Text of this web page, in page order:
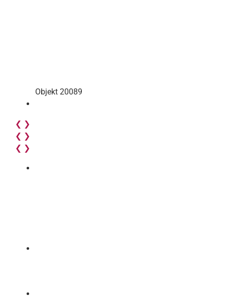
Objekt 20089
❮ ❯
❮ ❯
❮ ❯